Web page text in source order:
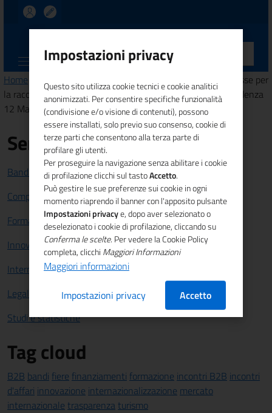
CALABRIA
Home Comunicazione News > Manifestazione di interesse per
la raccolta e selezione di Circuiti Turistici della Calabria- scadenza
12 Marzo 2025
Servizi
Bandi e Finanziamenti
Competitività sistema imprenditoriale
Formazione e lavoro
Innovazione
Internazionalizzazione
Legalità
Studi e statistiche
Tag cloud
B2B bandi fiere finanziamenti formazione incontri B2B incontri
d'affari innovazione internazionalizzazione mercato
internazionale trasparenzaturismo
Impostazioni privacy
Questo sito utilizza cookie tecnici e cookie analitici
anonimizzati. Per consentire specifiche funzionalità
(condivisione e/o visione di contenuti), possono
essere installati, solo previo suo consenso, cookie di
terze parti che consentono alla terza parte di
profilare gli utenti.
Per proseguire la navigazione senza abilitare i cookie
di profilazione clicchi sul tastoAccetto.
Può gestire le sue preferenze sui cookie in ogni
momento riaprendo il banner con l'apposito pulsante
Impostazioni privacye, dopo aver selezionato o
deselezionato i cookie di profilazione, cliccando su
Conferma le scelte. Per vedere la Cookie Policy
completa, clicchi Maggiori Informazioni
Maggiori informazioni
Impostazioni privacy
Accetto